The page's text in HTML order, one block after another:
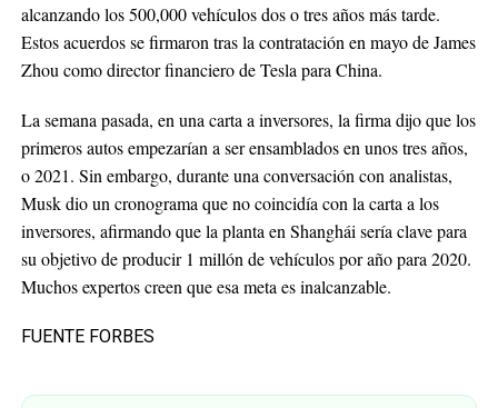
alcanzando los 500,000 vehículos dos o tres años más tarde.
Estos acuerdos se firmaron tras la contratación en mayo de James
Zhou como director financiero de Tesla para China.
La semana pasada, en una carta a inversores, la firma dijo que los
primeros autos empezarían a ser ensamblados en unos tres años,
o 2021. Sin embargo, durante una conversación con analistas,
Musk dio un cronograma que no coincidía con la carta a los
inversores, afirmando que la planta en Shanghái sería clave para
su objetivo de producir 1 millón de vehículos por año para 2020.
Muchos expertos creen que esa meta es inalcanzable.
FUENTE FORBES